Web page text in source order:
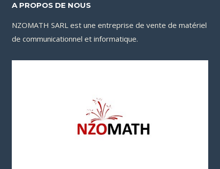
A PROPOS DE NOUS
NZOMATH SARL est une entreprise de vente de matériel
de communicationnel et informatique.